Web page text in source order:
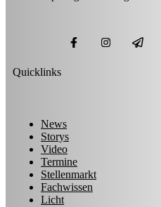
Quicklinks
News
Storys
Video
Termine
Stellenmarkt
Fachwissen
Licht